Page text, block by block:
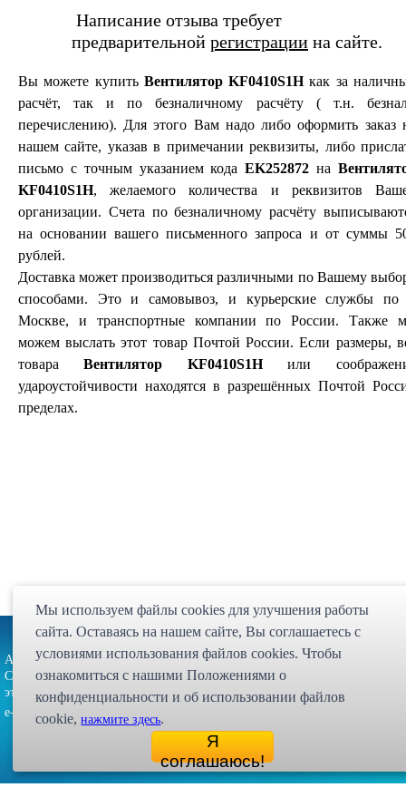
Написание отзыва требует
предварительной регистрации на сайте.
Вы можете купить Вентилятор KF0410S1Hкак за
расчёт, так и по безналичному расчёту ( т.н.
перечислению). Для этого Вам надо либо оформить заказ
нашем сайте, указав в примечании реквизиты, либо
письмо с точным указанием кодаEK252872 на
KF0410S1H, желаемого количества и реквизитов
организации. Счета по безналичному расчёту
на основании вашего письменного запроса и от суммы
рублей.
Доставка может производиться различными по Вашему
способами. Это и самовывоз, и курьерские службы по
Москве, и транспортные компании по России. Также
можем выслать этот товар Почтой России. Если размеры,
товараВентилятор KF0410S1Hили
удароустойчивости находятся в разрешённых Почтой
пределах.
Мы используем файлы cookies для улучшения работы
сайта. Оставаясь на нашем сайте, Bы соглашаетесь с
условиями использования файлов cookies. Чтобы
ознакомиться с нашими Положениями о
конфиденциальности и об использовании файлов
cookie,нажмите здесь.
Я
соглашаюсь!
Партнёрская программа Карта сайта Статьи Экспедиция
Адрес: 107023, г. Москва, ул. Малая
Семёновская, д. 3А, стр. 1, 5-й
этаж, офис 513
e-mail:
zakaz@dessy.ru
Интернет магазин